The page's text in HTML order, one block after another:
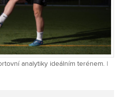
analytiky ideálním terénem. |